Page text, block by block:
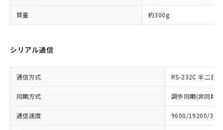
質量 約300g
シリアル通信
通信方式 RS-232C 半二重
同期方式 調歩同期(非同期
通信速度 9600/19200/
登録された部品リストについて、当社
の「1.共同利
用者の範囲」に記載されている法人を
※3 非含有証明書ダウンロード
とができます。
EU RoHS指令（10物質）の非含有証明書
51物質の非含有証明書（当社基準）
※本証明書は発行日時点で非含有を証明す
るもので、過去に遡って非含有を証明する
また、RoHS指令のフタル酸エステル類４